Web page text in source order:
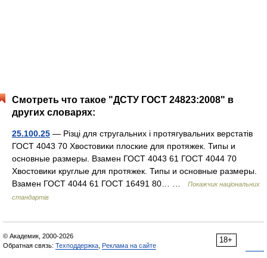
Смотреть что такое "ДСТУ ГОСТ 24823:2008" в
других словарях:
25.100.25 — Різці для стругальних і протягувальних верстатів
ГОСТ 4043 70 Хвостовики плоские для протяжек. Типы и
основные размеры. Взамен ГОСТ 4043 61 ГОСТ 4044 70
Хвостовики круглые для протяжек. Типы и основные размеры.
Взамен ГОСТ 4044 61 ГОСТ 16491 80… …
Покажчик національних
стандартів
18+
© Академик, 2000-2026
Обратная связь: Техподдержка Реклама на сайте